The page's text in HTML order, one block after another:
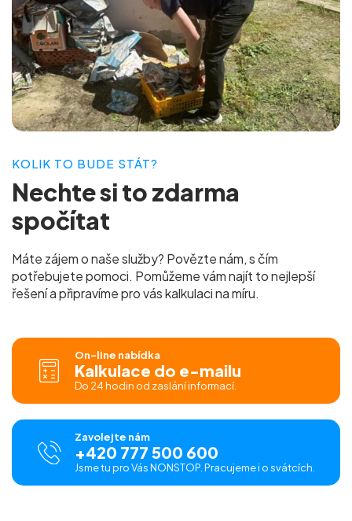
KOLIK TO BUDE STÁT?
Nechte si tozdarma
spočítat
Máte zájem o naše služby? Povězte nám, s čím
potřebujete pomoci. Pomůžeme vám najít to nejlepší
řešení a připravíme pro váskalkulaci na míru.
On-line nabídka
Kalkulace do e-mailu
Do 24 hodin od zaslání informací.
Zavolejte nám
+420 777 500 600
Jsme tu pro Vás NONSTOP. Pracujeme i o svátcích.